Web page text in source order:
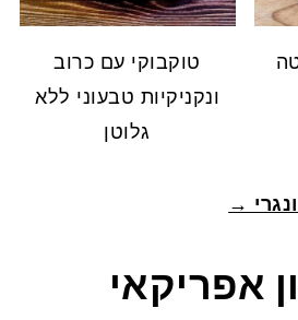
טוקבוקי עם כרוב
ונקניקיות טבעוני ללא
גלוטן
→
אפריקאי